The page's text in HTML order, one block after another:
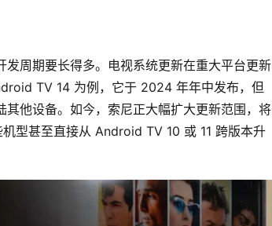
周期要长得多。电视系统更新在重大平台更新
TV 14 为例，它于 2024 年年中发布，但
他设备。如今，索尼正大幅扩大更新范围，将
型甚至直接从 Android TV 10 或 11 跨版本升